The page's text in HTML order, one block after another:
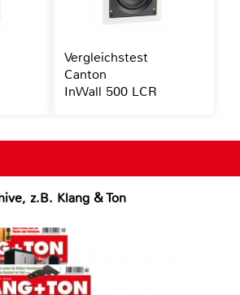
z.B. Klang & Ton
Vergleichstest
Canton
InWall 500 LCR